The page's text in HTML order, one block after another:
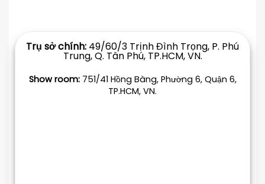
Trụ sở chính: 49/60/3 Trịnh Đình Trọng, P. Phú
Trung, Q. Tân Phú, TP.HCM, VN.
Show room:751/41 Hồng Bàng, Phường 6, Quận 6,
TP.HCM, VN.